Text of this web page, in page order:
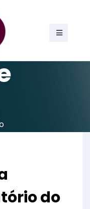
do